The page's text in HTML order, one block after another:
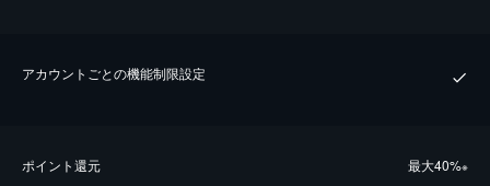
アカウントごとの機能制限設定
ポイント還元 最⼤40%※